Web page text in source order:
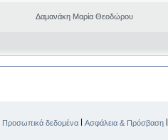
Δαμανάκη Μαρία Θεοδώρου
Προσωπικά δεδομένα | Ασφάλεια & Πρόσβαση